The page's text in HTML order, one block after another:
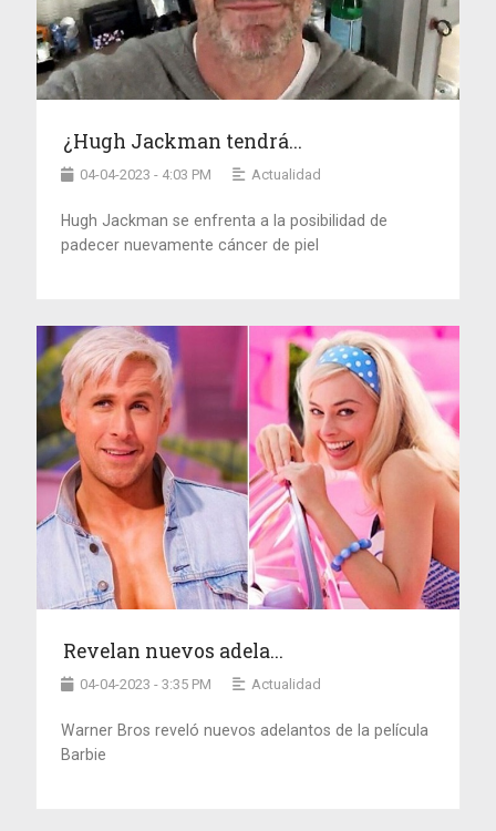
¿Hugh Jackman tendrá...
04-04-2023 - 4:03 PM Actualidad
Hugh Jackman se enfrenta a la posibilidad de
padecer nuevamente cáncer de piel
Revelan nuevos adela...
04-04-2023 - 3:35 PM Actualidad
Warner Bros reveló nuevos adelantos de la película
Barbie